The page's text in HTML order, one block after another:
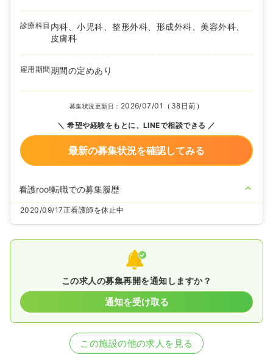
診療科目 内科、小児科、整形外科、形成外科、美容外科、
皮膚科
雇用期間期間の定めあり
募集状況更新日： 2026/07/01（38日前）
希望や経験をもとに、LINEで相談できる
最新の募集状況を確認してみる
看護roo!転職での募集履歴
2020/09/17正看護師を休止中
この求人の募集再開を通知しますか？
通知を受け取る
この施設の他の求人を見る